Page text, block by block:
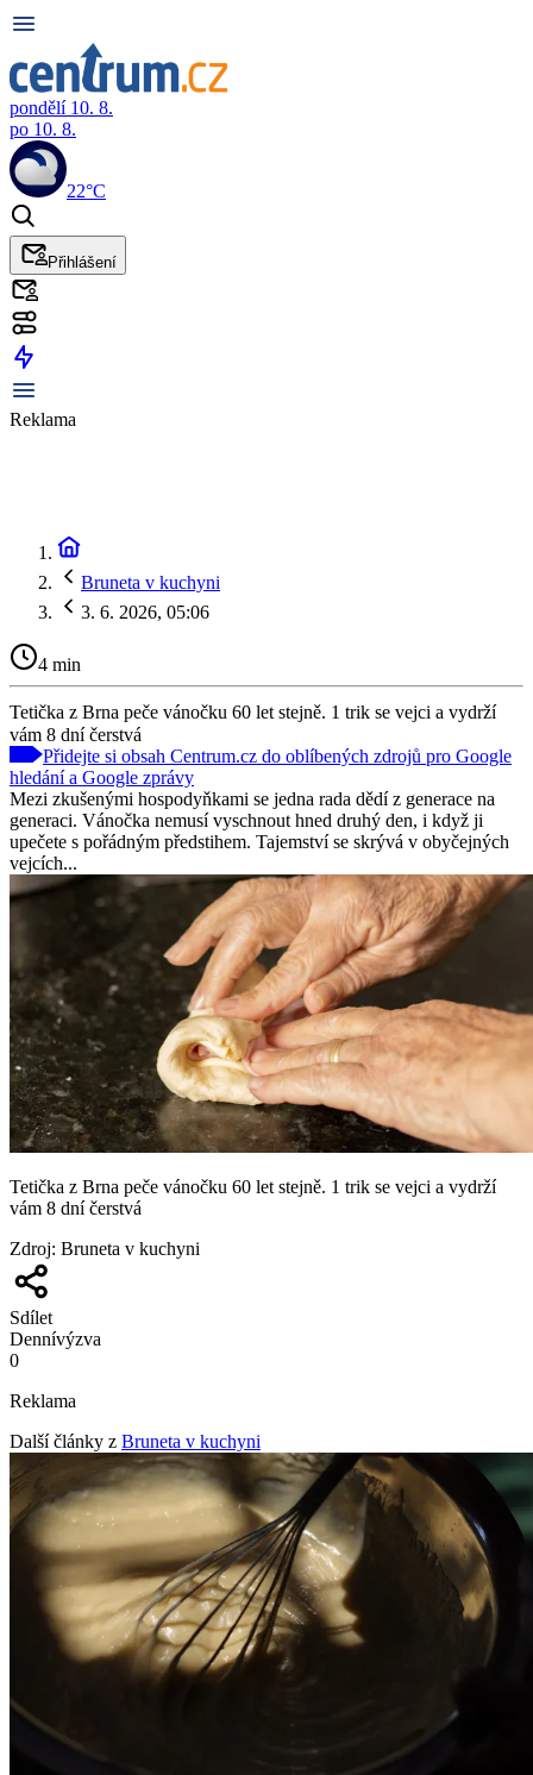
pondělí 10. 8.
po 10. 8.
22°C
Přihlášení
Reklama
Bruneta v kuchyni
3. 6. 2026, 05:06
4 min
Tetička z Brna peče vánočku 60 let stejně. 1 trik se vejci a vydrží
vám 8 dní čerstvá
Přidejte si obsah Centrum.cz do oblíbených zdrojů pro Google
hledání a Google zprávy
Mezi zkušenými hospodyňkami se jedna rada dědí z generace na
generaci. Vánočka nemusí vyschnout hned druhý den, i když ji
upečete s pořádným předstihem. Tajemství se skrývá v obyčejných
vejcích...
Tetička z Brna peče vánočku 60 let stejně. 1 trik se vejci a vydrží
vám 8 dní čerstvá
Zdroj: Bruneta v kuchyni
Sdílet
Dennívýzva
0
Reklama
Další články z Bruneta v kuchyni